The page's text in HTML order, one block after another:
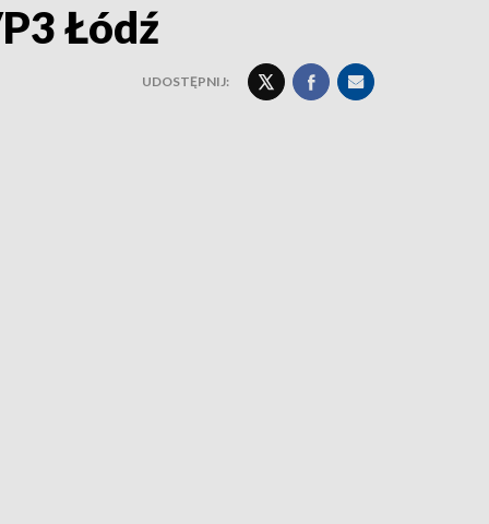
Łódź
UDOSTĘPNIJ: